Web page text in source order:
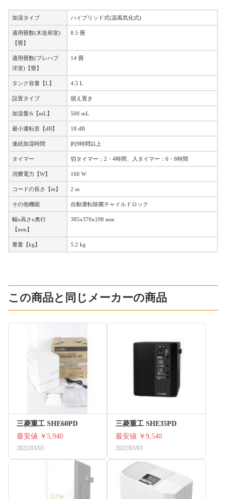
加湿タイプ ハイブリッド式(温風気化式)
適用畳数(木造和室)
【畳】
8.5 畳
適用畳数(プレハブ
洋室)【畳】
14 畳
タンク容量【L】 4.5 L
設置タイプ 据え置き
加湿量/h【mL】 500 mL
最小運転音【dB】 18 dB
連続加湿時間 約9時間以上
タイマー 切タイマー：2・4時間、入タイマー：6・8時間
消費電力【W】 160 W
コードの長さ【m】 2 m
その他機能 自動運転除菌チャイルドロック
幅x高さx奥行
【mm】
385x370x198 mm
重量【kg】 5.2 kg
この商品と同じメーカーの商品
三菱重工 SHE60PD
最安値 ￥5,940
2022/03/03
三菱重工 SHE35PD
最安値 ￥9,540
2022/03/03